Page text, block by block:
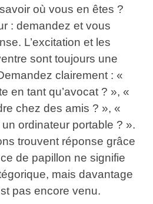
où vous en êtes ?
: demandez et vous
L’excitation et les
sont toujours une
clairement : «
en tant qu’avocat ? », «
chez des amis ? », «
ordinateur portable ? ».
trouvent réponse grâce
de papillon ne signifie
mais davantage
pas encore venu.